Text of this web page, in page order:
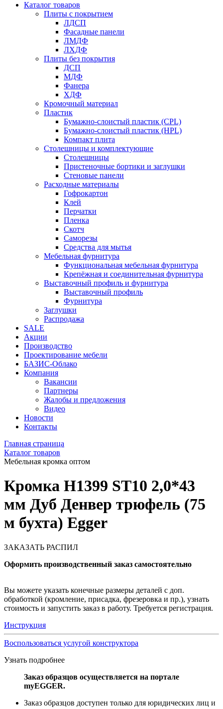
Каталог товаров
Плиты с покрытием
ЛДСП
Фасадные панели
ЛМДФ
ЛХДФ
Плиты без покрытия
ДСП
МДФ
Фанера
ХДФ
Кромочный материал
Пластик
Бумажно-слоистый пластик (CPL)
Бумажно-слоистый пластик (HPL)
Компакт плита
Столешницы и комплектующие
Столешницы
Пристеночные бортики и заглушки
Стеновые панели
Расходные материалы
Гофрокартон
Клей
Перчатки
Пленка
Скотч
Саморезы
Средства для мытья
Мебельная фурнитура
Функциональная мебельная фурнитура
Крепёжная и соединительная фурнитура
Выставочный профиль и фурнитура
Выставочный профиль
Фурнитура
Заглушки
Распродажа
SALE
Акции
Производство
Проектирование мебели
БАЗИС-Облако
Компания
Вакансии
Партнеры
Жалобы и предложения
Видео
Новости
Контакты
Главная страница
Каталог товаров
Мебельная кромка оптом
Кромка H1399 ST10 2,0*43
мм Дуб Денвер трюфель (75
м бухта) Egger
ЗАКАЗАТЬ РАСПИЛ
Оформить производственный заказ самостоятельно
Вы можете указать конечные размеры деталей с доп.
обработкой (кромление, присадка, фрезеровка и пр.), узнать
стоимость и запустить заказ в работу. Требуется регистрация.
Инструкция
Воспользоваться услугой конструктора
Узнать подробнее
Заказ образцов осуществляется на портале
myEGGER.
Заказ образцов доступен только для юридических лиц и